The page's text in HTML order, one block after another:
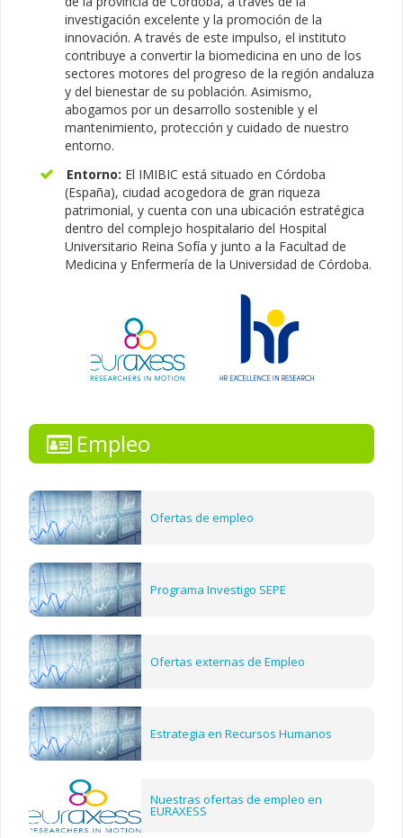
investigación excelente y la promoción de la
innovación. A través de este impulso, el instituto
contribuye a convertir la biomedicina en uno de los
sectores motores del progreso de la región andaluza
y del bienestar de su población. Asimismo,
abogamos por un desarrollo sostenible y el
mantenimiento, protección y cuidado de nuestro
entorno.
Entorno: El IMIBIC está situado en Córdoba
(España), ciudad acogedora de gran riqueza
patrimonial, y cuenta con una ubicación estratégica
dentro del complejo hospitalario del Hospital
Universitario Reina Sofía y junto a la Facultad de
Medicina y Enfermería de la Universidad de Córdoba.
Empleo
Ofertas de empleo
Programa Investigo SEPE
Ofertas externas de Empleo
Estrategia en Recursos Humanos
Nuestras ofertas de empleo en
EURAXESS